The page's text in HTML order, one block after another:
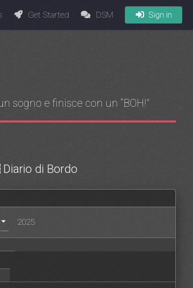
Get Started DSM Sign in
sogno e finisce con un “BOH!”
Diario di Bordo
2025